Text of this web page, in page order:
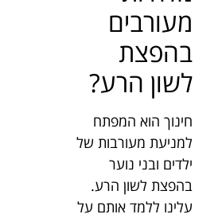
מעורבים
בהפצת
לשון הרע?
חינוך הוא המפתח
למניעת מעורבות של
ילדים ובני נוער
בהפצת לשון הרע.
עלינו ללמד אותם על